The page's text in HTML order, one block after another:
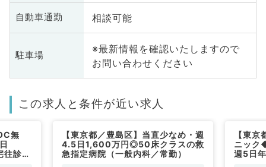
自動車通勤 相談可能
駐車場
※最新情報を確認いたしますので
お問い合わせください
この求人と条件が近い求人
無
診が
【東京都／豊島区】当直少なめ・週
4.5日1,600万円◎50床クラスの救
急指定病院（一般内科／常勤）
【東
ニック
週5日